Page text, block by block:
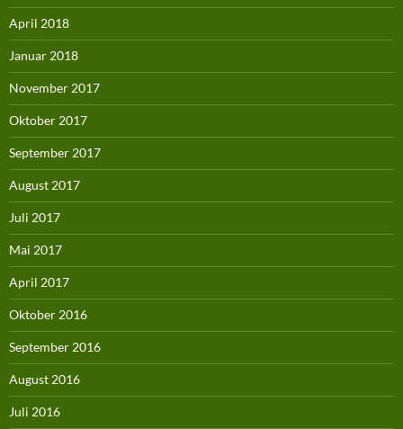
April 2018
Januar 2018
November 2017
Oktober 2017
September 2017
August 2017
Juli 2017
Mai 2017
April 2017
Oktober 2016
September 2016
August 2016
Juli 2016